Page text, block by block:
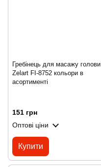
Гребінець для масажу голови
Zelart FI-8752 кольори в
асортименті
151 грн
Оптові ціни
Купити